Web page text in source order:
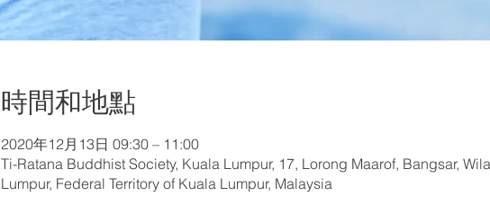
時間和地點
2020年12月13日 09:30 – 11:00
Ti-Ratana Buddhist Society, Kuala Lumpur, 17, Lorong Maarof, Bangsar,
Lumpur, Federal Territory of Kuala Lumpur, Malaysia